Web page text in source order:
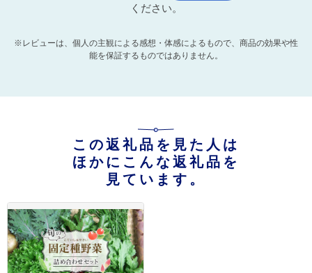
ください。
※レビューは、個人の主観による感想・体感によるもので、商品の効果や性
能を保証するものではありません。
この返礼品を見た人は
ほかにこんな返礼品を
見ています。